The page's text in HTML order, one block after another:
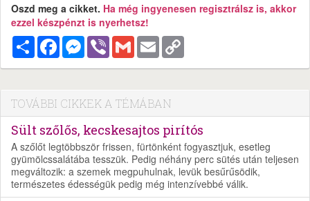
Oszd meg a cikket. Ha még ingyenesen regisztrálsz is, akkor
ezzel készpénzt is nyerhetsz!
MegosztásFacebookMessenger
Viber Gmail Email
TOVÁBBI CIKKEK A TÉMÁBAN
Sült szőlős, kecskesajtos pirítós
A szőlőt legtöbbször frissen, fürtönként fogyasztjuk, esetleg
gyümölcssalátába tesszük. Pedig néhány perc sütés után teljesen
megváltozik: a szemek megpuhulnak, levük besűrűsödik,
természetes édességük pedig még intenzívebbé válik.